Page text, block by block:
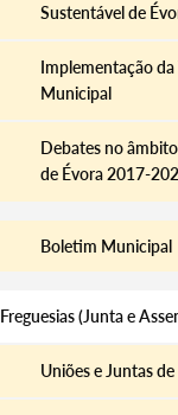
Sustentável de
Implementação da
Municipal
Debates no
de Évora 2017-
Boletim Municipal
Freguesias (Junta e
Uniões e Juntas de